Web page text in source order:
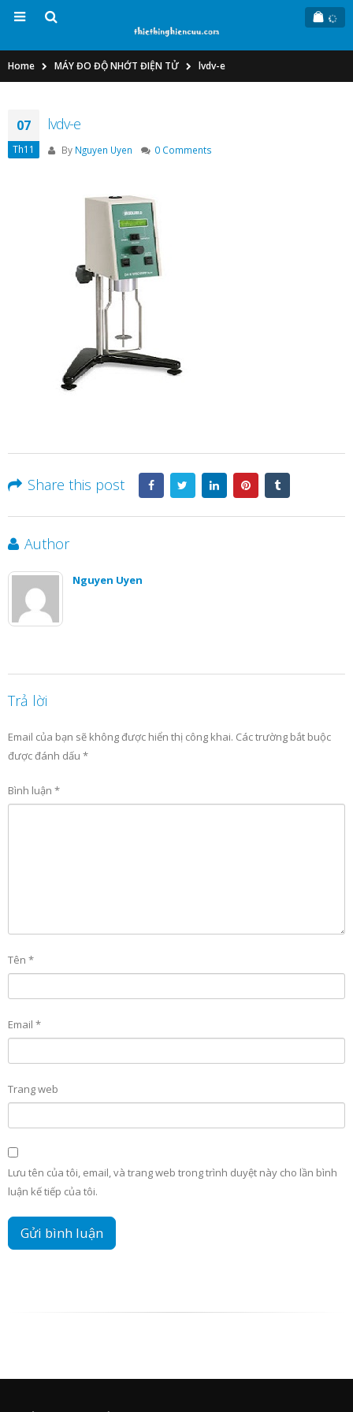
Home MÁY ĐO ĐỘ NHỚT ĐIỆN TỬ lvdv-e
07
Th11
lvdv-e
By Nguyen Uyen 0 Comments
Share this post
Author
Nguyen Uyen
Trả lời
Email của bạn sẽ không được hiển thị công khai. Các trường bắt buộc
được đánh dấu *
Bình luận *
Tên *
Email *
Trang web
Lưu tên của tôi, email, và trang web trong trình duyệt này cho lần bình
luận kế tiếp của tôi.